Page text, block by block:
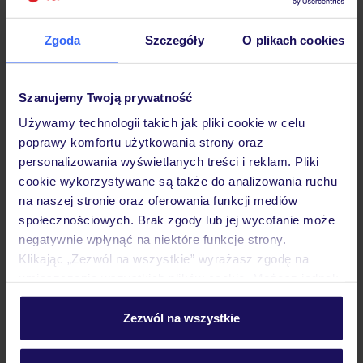
Zgoda Szczegóły O plikach cookies
Szanujemy Twoją prywatność
Używamy technologii takich jak pliki cookie w celu
poprawy komfortu użytkowania strony oraz
personalizowania wyświetlanych treści i reklam. Pliki
cookie wykorzystywane są także do analizowania ruchu
na naszej stronie oraz oferowania funkcji mediów
społecznościowych. Brak zgody lub jej wycofanie może
negatywnie wpłynąć na niektóre funkcje strony.
Klikając „Zezwól na wszystkie” wyrażasz zgodę na
personalizować swój wybór wchodząc w zakładkę
Szczegółowe informacje o plikach cookie znajdziesz
Zezwól na wszystkie
Hotel
Pokoje
Wyżywienie
Atrakcje
Ważne informacje